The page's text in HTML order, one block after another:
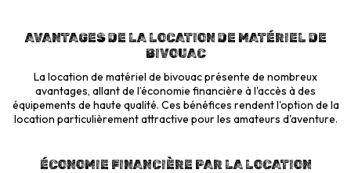
AVANTAGES DE LA LOCATION DE MATÉRIEL DE
BIVOUAC
La location de matériel de bivouac présente de nombreux
avantages, allant de l’économie financière à l'accès à des
équipements de haute qualité. Ces bénéfices rendent l'option de la
location particulièrement attractive pour les amateurs d'aventure.
ÉCONOMIE FINANCIÈRE PAR LA LOCATION